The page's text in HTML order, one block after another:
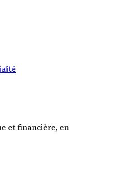
et financière, en